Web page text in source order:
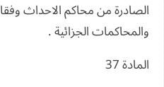
الصادرة من محاكم الاحداث
والمحاكمات الجزائية .
المادة 37